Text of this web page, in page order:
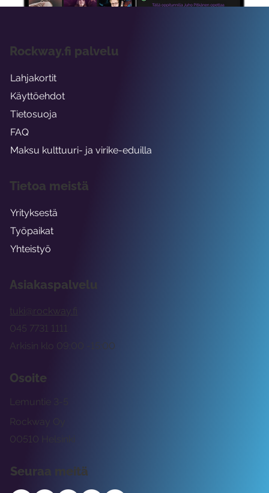
Asiakaspalvelu
tuki@rockway.fi
Arkisin klo 09:00 -15:00
045 7731 1111
Osoite
Rockway Oy
Lemuntie 3-5
00510 Helsinki
Seuraa meitä
Rockway.fi palvelu
Lahjakortit
Käyttöehdot
Tietosuoja
FAQ
Maksu kulttuuri- ja virike-eduilla
Tietoa meistä
Yrityksestä
Työpaikat
Yhteistyö